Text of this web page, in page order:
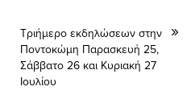
Τριήμερο εκδηλώσεων στην
Ποντοκώμη Παρασκευή 25,
Σάββατο 26 και Κυριακή 27
Ιουλίου